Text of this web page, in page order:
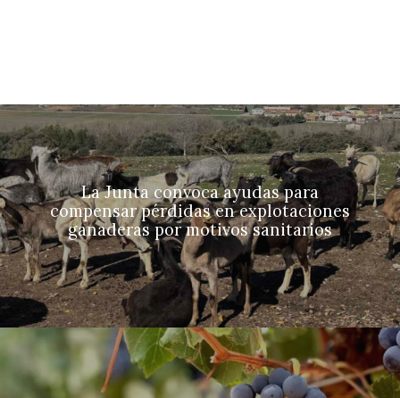
La Junta convoca ayudas para
compensar pérdidas en explotaciones
ganaderas por motivos sanitarios